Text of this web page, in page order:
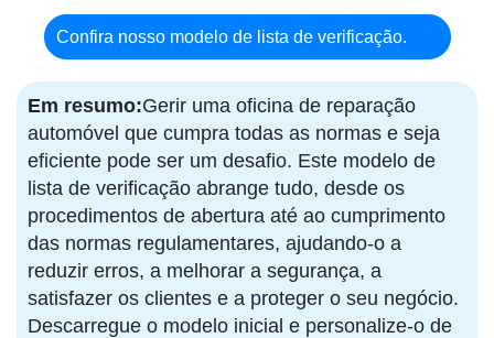
Confira nosso modelo de lista de verificação.
Em resumo:Gerir uma oficina de reparação
automóvel que cumpra todas as normas e seja
eficiente pode ser um desafio. Este modelo de
lista de verificação abrange tudo, desde os
procedimentos de abertura até ao cumprimento
das normas regulamentares, ajudando-o a
reduzir erros, a melhorar a segurança, a
satisfazer os clientes e a proteger o seu negócio.
Descarregue o modelo inicial e personalize-o de